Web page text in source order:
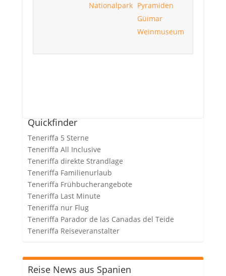
Nationalpark Pyramiden
Güimar
Weinmuseum
Quickfinder
Teneriffa 5 Sterne
Teneriffa All Inclusive
Teneriffa direkte Strandlage
Teneriffa Familienurlaub
Teneriffa Frühbucherangebote
Teneriffa Last Minute
Teneriffa nur Flug
Teneriffa Parador de las Canadas del Teide
Teneriffa Reiseveranstalter
Reise News aus Spanien